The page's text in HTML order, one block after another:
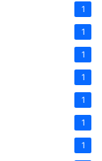
1
1
1
1
1
1
1